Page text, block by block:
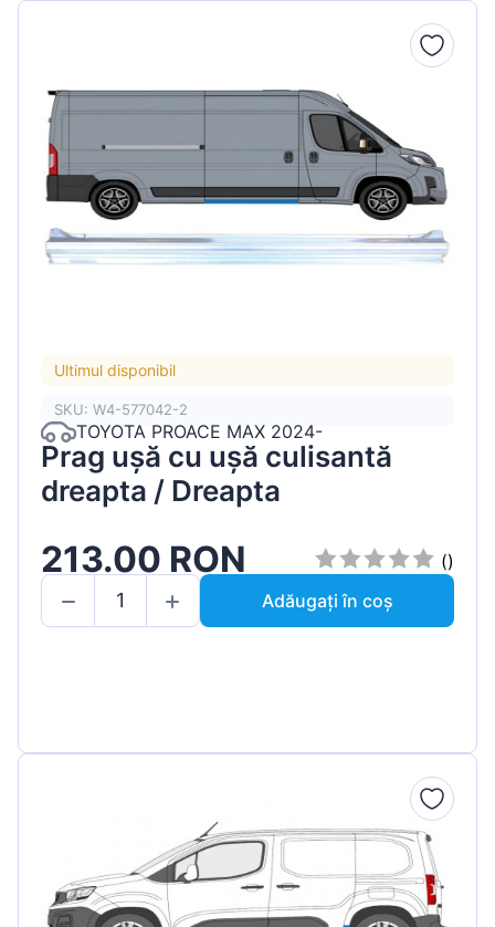
Ultimul disponibil
SKU: W4-577042-2
TOYOTA PROACE MAX 2024-
Prag ușă cu ușă culisantă
dreapta / Dreapta
213.00 RON
()
Adăugați în coș